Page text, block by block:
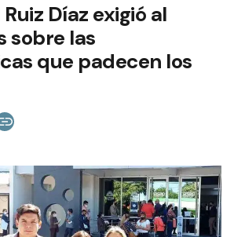
Díaz exigió al
sobre las
que padecen los